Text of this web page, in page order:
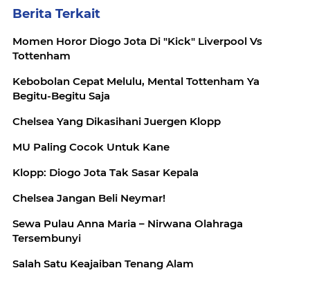
Berita Terkait
Momen Horor Diogo Jota Di "Kick" Liverpool Vs
Tottenham
Kebobolan Cepat Melulu, Mental Tottenham Ya
Begitu-Begitu Saja
Chelsea Yang Dikasihani Juergen Klopp
MU Paling Cocok Untuk Kane
Klopp: Diogo Jota Tak Sasar Kepala
Chelsea Jangan Beli Neymar!
Sewa Pulau Anna Maria – Nirwana Olahraga
Tersembunyi
Salah Satu Keajaiban Tenang Alam